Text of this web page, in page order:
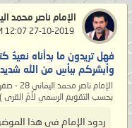
الإمام ناصر محمد
فهل تريدون ما بدأناه نعيدُ
وأبشركم ببأسِ من الله
بحسب التقويم الرسمي لأمّ
ردود الإمام في هذا